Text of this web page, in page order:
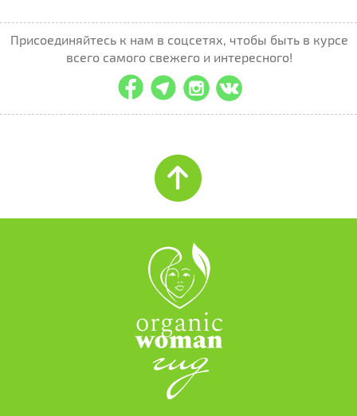
Присоединяйтесь к нам в соцсетях, чтобы быть в курсе
всего самого свежего и интересного!